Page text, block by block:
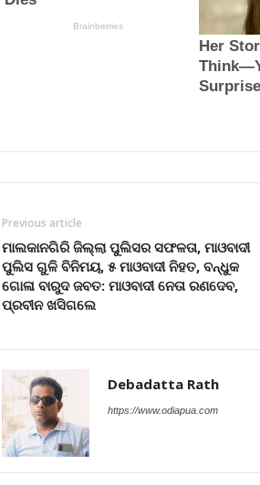
Previous article
ମାଲକାନଗିରି ଜିଲ୍ଲା ପୁଲିସର ସଫଳତା, ମାଓବାଦୀ
ପୁଲିସ ଗୁଳି ବିନିମୟ, ୫ ମାଓବାଦୀ ନିହତ, ବନ୍ଧୁକ
ଗୋଳା ବାରୁଦ ଜବତ: ମାଓବାଦୀ ନେତା ରଣଦେବ,
ପ୍ରବୀନ ଖସିଗଲେ
Debadatta Rath
https://www.odiapua.com